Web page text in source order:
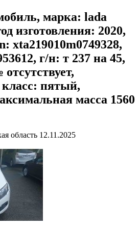
марка: lada
изготовления: 2020,
xta219010m0749328,
г/н: т 237 на 45,
пятый,
масса 1560
область 12.11.2025